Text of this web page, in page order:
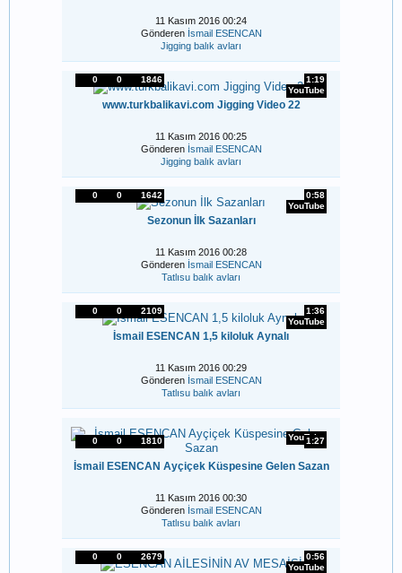
11 Kasım 2016 00:24
Gönderen İsmail ESENCAN
Jigging balık avları
YouTube
0 0 1846 1:19
www.turkbalikavi.com Jigging Video 22
11 Kasım 2016 00:25
Gönderen İsmail ESENCAN
Jigging balık avları
YouTube
0 0 1642 0:58
Sezonun İlk Sazanları
11 Kasım 2016 00:28
Gönderen İsmail ESENCAN
Tatlısu balık avları
YouTube
0 0 2109 1:36
İsmail ESENCAN 1,5 kiloluk Aynalı
11 Kasım 2016 00:29
Gönderen İsmail ESENCAN
Tatlısu balık avları
YouTube
0 0 1810 1:27
İsmail ESENCAN Ayçiçek Küspesine Gelen Sazan
11 Kasım 2016 00:30
Gönderen İsmail ESENCAN
Tatlısu balık avları
YouTube
0 0 2679 0:56